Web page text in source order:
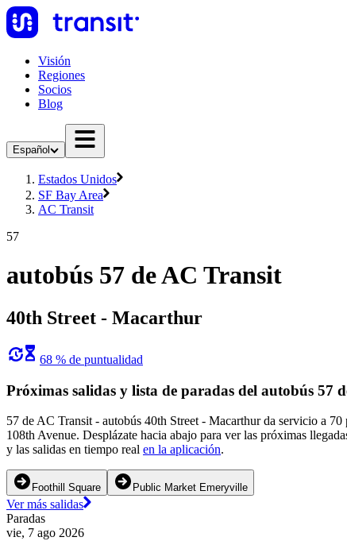
Visión
Regiones
Socios
Blog
Español
Estados Unidos
SF Bay Area
AC Transit
57
autobús 57 de AC Transit
40th Street - Macarthur
68 % de puntualidad
Próximas salidas y lista de paradas del autobús 57
57 de AC Transit - autobús 40th Street - Macarthur da servicio a
108th Avenue. Desplázate hacia abajo para ver las próximas
y las salidas en tiempo real en la aplicación.
Foothill Square Public Market Emeryville
Ver más salidas
Paradas
vie, 7 ago 2026